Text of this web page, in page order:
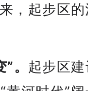
，起步区的
。 起步区建